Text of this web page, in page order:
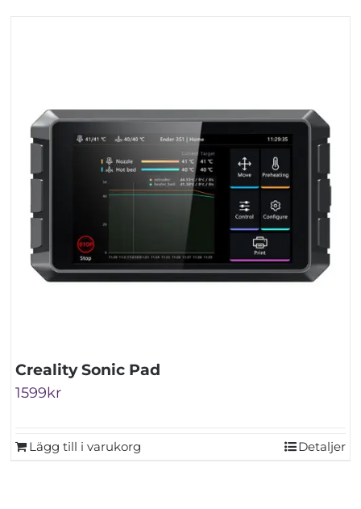
Creality Sonic Pad
1599kr
Lägg till i varukorg Detaljer